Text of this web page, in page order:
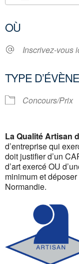
OÙ
Inscrivez-vous
TYPE
Concours/Prix
La Qualité Artisan
d’entreprise qui
doit justifier d’un
d’art exercé OU
minimum et
Normandie.